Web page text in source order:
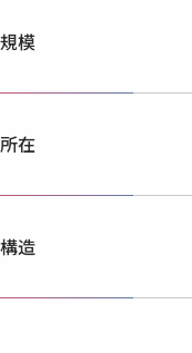
規模
所在
構造